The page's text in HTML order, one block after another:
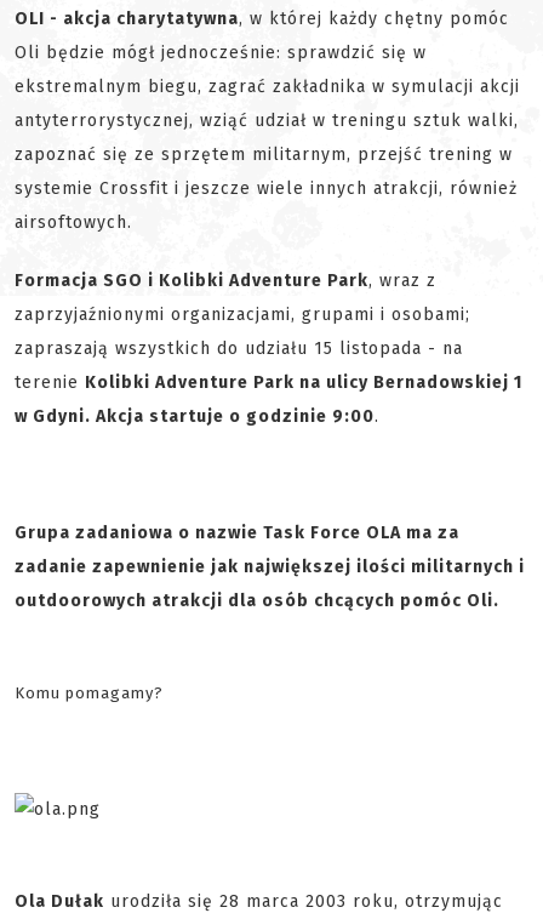
OLI - akcja charytatywna, w której każdy chętny pomóc
Oli będzie mógł jednocześnie: sprawdzić się w
ekstremalnym biegu, zagrać zakładnika w symulacji akcji
antyterrorystycznej, wziąć udział w treningu sztuk walki,
zapoznać się ze sprzętem militarnym, przejść trening w
systemie Crossfit i jeszcze wiele innych atrakcji, również
airsoftowych.
Formacja SGO i Kolibki Adventure Park, wraz z
zaprzyjaźnionymi organizacjami, grupami i osobami;
zapraszają wszystkich do udziału 15 listopada - na
terenie Kolibki Adventure Park na ulicy Bernadowskiej 1
w Gdyni. Akcja startuje o godzinie 9:00.
Grupa zadaniowa o nazwie Task Force OLA ma za
zadanie zapewnienie jak największej ilości militarnych i
outdoorowych atrakcji dla osób chcących pomóc Oli.
Komu pomagamy?
Ola Dułak urodziła się 28 marca 2003 roku, otrzymując